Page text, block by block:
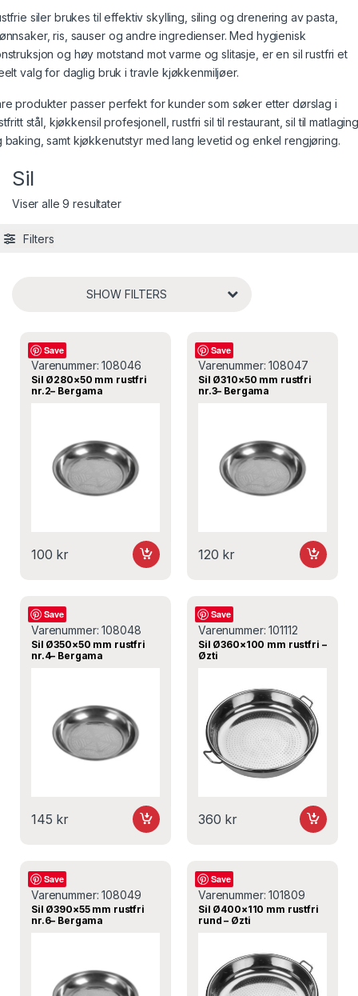
siler brukes til effektiv skylling, siling og drenering av pasta,
ris, sauser og andre ingredienser. Med hygienisk
og høy motstand mot varme og slitasje, er en sil rustfri et
valg for daglig bruk i travle kjøkkenmiljøer.
produkter passer perfekt for kunder som søker etter dørslag i
stål, kjøkkensil profesjonell, rustfri sil til restaurant, sil til matlaging
baking, samt kjøkkenutstyr med lang levetid og enkel rengjøring.
Sil
Viser alle 9 resultater
Filters
SHOW FILTERS
Save
Sil
Varenummer:108046
Sil Ø280×50 mm rustfri
nr.2– Bergama
100 kr
Save
Sil
Varenummer:108047
Sil Ø310×50 mm rustfri
nr.3– Bergama
120 kr
Save
Sil
Varenummer:108048
Sil Ø350×50 mm rustfri
nr.4– Bergama
145 kr
Save
Sil
Varenummer:101112
Sil Ø360×100 mm rustfri –
Øzti
360 kr
Save
Sil
Varenummer:108049
Sil Ø390×55 mm rustfri
nr.6– Bergama
Save
Sil
Varenummer:101809
Sil Ø400×110 mm rustfri
rund – Øzti